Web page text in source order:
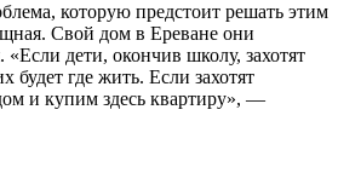
которую предстоит решать этим
Свой дом в Ереване они
«Если дети, окончив школу, захотят
где жить. Если захотят
и купим здесь квартиру», —